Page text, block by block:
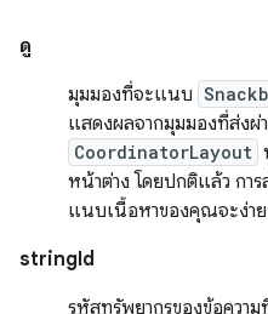
ดู
มุมมองที่จะแนบ
แสดงผลจากมุมมองที่ส่งผ่
CoordinatorLayout
หน้าต่าง โดยปกติแล้ว การ
แนบเนื้อหาของคุณจะง่าย
stringId
รหัสทรัพยากรของข้อควา